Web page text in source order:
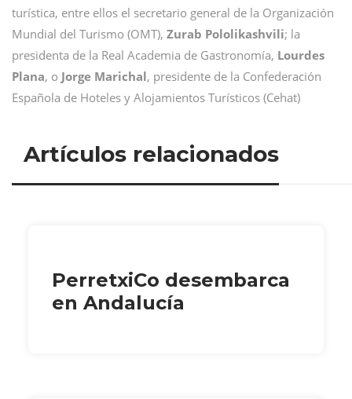
turística, entre ellos el secretario general de la Organización
Mundial del Turismo (OMT), Zurab Pololikashvili; la
presidenta de la Real Academia de Gastronomía, Lourdes
Plana, o Jorge Marichal, presidente de la Confederación
Española de Hoteles y Alojamientos Turísticos (Cehat)
Artículos relacionados
PerretxiCo desembarca
en Andalucía